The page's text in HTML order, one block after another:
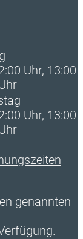
Uhr, 13:00
Uhr, 13:00
genannten